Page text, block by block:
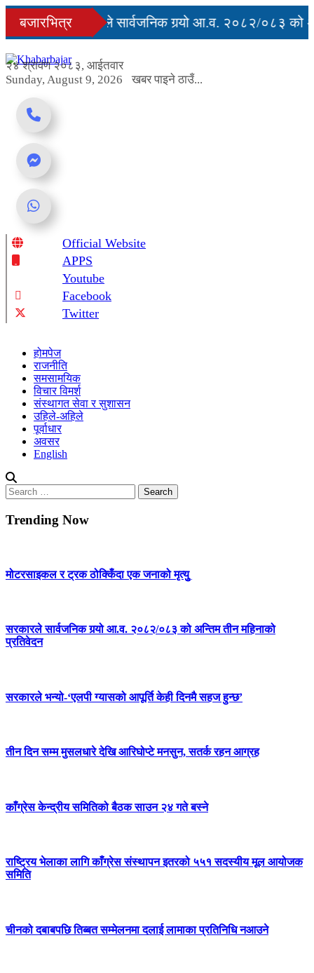
Skip
content
बजारभित्र
मृत्युु
सरकारले सार्वजनिक गर्‍यो आ.व. २०८२/०८३ को
२४ श्रावण २०८३, आईतवार
Sunday, August 9, 2026
खबर पाइने ठाउँ...
Online News Portal
Official Website
APPS
Youtube
Facebook
Twitter
होमपेज
राजनीति
समसामयिक
विचार विमर्श
संस्थागत सेवा र सुशासन
उहिले-अहिले
पूर्वाधार
अवसर
English
Search
for:
Trending Now
मोटरसाइकल र ट्रक ठोक्किँदा एक जनाको मृत्युु
सरकारले सार्वजनिक गर्‍यो आ.व. २०८२/०८३ को अन्तिम तीन महिनाको
प्रतिवेदन
सरकारले भन्यो-‘एलपी ग्यासको आपूर्ति केही दिनमै सहज हुन्छ’
तीन दिन सम्म मुसलधारे देखि आरिघोप्टे मनसुन, सतर्क रहन आग्रह
काँग्रेस केन्द्रीय समितिको बैठक साउन २४ गते बस्ने
राष्ट्रिय भेलाका लागि काँग्रेस संस्थापन इतरको ५५१ सदस्यीय मूल आयोजक
समिति
चीनको दबाबपछि तिब्बत सम्मेलनमा दलाई लामाका प्रतिनिधि नआउने